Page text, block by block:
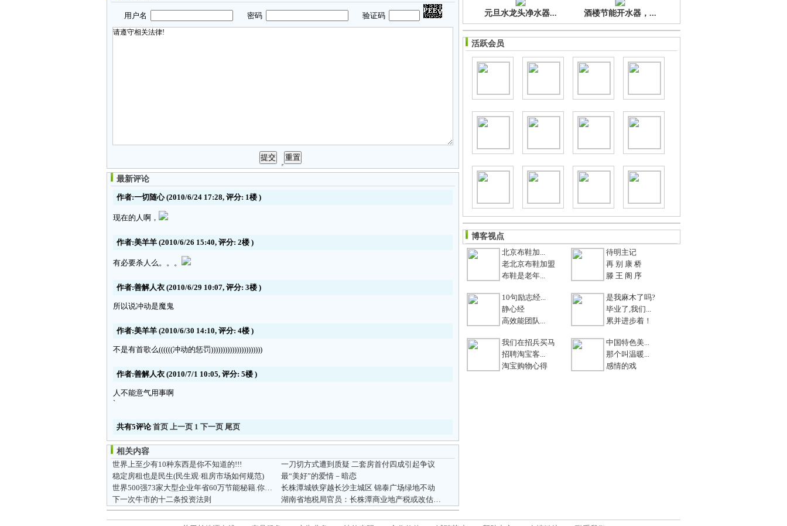
用户名 密码 验证码
最新评论
作者:一切随心(2010/6/24 17:28, 评分: 1楼 )
现在的人啊，
作者:美羊羊 (2010/6/26 15:40, 评分: 2楼 )
有必要杀人么。。。
作者:善解人衣 (2010/6/29 10:07, 评分: 3楼 )
所以说冲动是魔鬼
作者:美羊羊 (2010/6/30 14:10, 评分: 4楼 )
不是有首歌么((((((冲动的惩罚))))))))))))))))))))))
作者:善解人衣 (2010/7/1 10:05, 评分: 5楼 )
人不能意气用事啊
`
共有5评论首页 上一页 1 下一页 尾页
相关内容
世界上至少有10种东西是你不知道的!!!
一刀切方式遭到质疑 二套房首付四成引起争议
稳定房租也是民生(民生观·租房市场如何规范)
最“美好”的爱情－暗恋
世界500强73家大型企业年省60万节能秘籍.你想知道吗？
长株潭城铁穿越长沙主城区 锦泰广场绿地不动
下一次牛市的十二条投资法则
湖南省地税局官员：长株潭商业地产税或改估值计税
元旦水龙头净水器... 酒楼节能开水器，...
活跃会员
博客视点
北京布鞋加...
老北京布鞋加盟
布鞋是老年...
待明主记
再 别 康 桥
滕 王 阁 序
10句励志经...
静心经
高效能团队...
是我麻木了吗?
毕业了,我们...
累并进步着！
我们在招兵买马
招聘淘宝客...
淘宝购物心得
中国特色美...
那个叫温暖...
感情的戏